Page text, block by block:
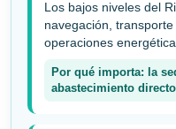
Los bajos niveles del
navegación,
operaciones
Por qué importa: la
abastecimiento